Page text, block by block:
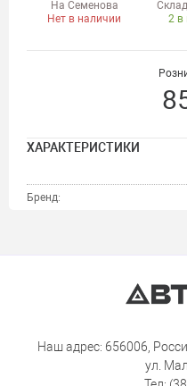
На Семенова
Нет в наличии
2 в
ХАРАКТЕРИСТИКИ
Бренд:
Наш адрес: 656006,
ул.